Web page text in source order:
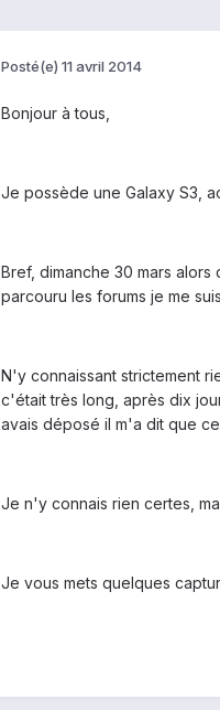
Posté(e) 11 avril 2014
Bonjour à tous,
Je possède une Galaxy S3,
Bref, dimanche 30 mars
parcouru les forums je me
N'y connaissant strictement
c'était très long, après dix
avais déposé il m'a dit que
Je n'y connais rien certes,
Je vous mets quelques